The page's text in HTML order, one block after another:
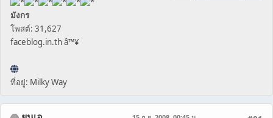
มังกร
โพสต์: 31,627
faceblog.in.th â™¥
ที่อยู่: Milky Way